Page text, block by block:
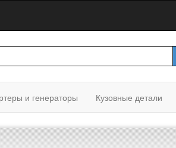
и генераторы Кузовные детали